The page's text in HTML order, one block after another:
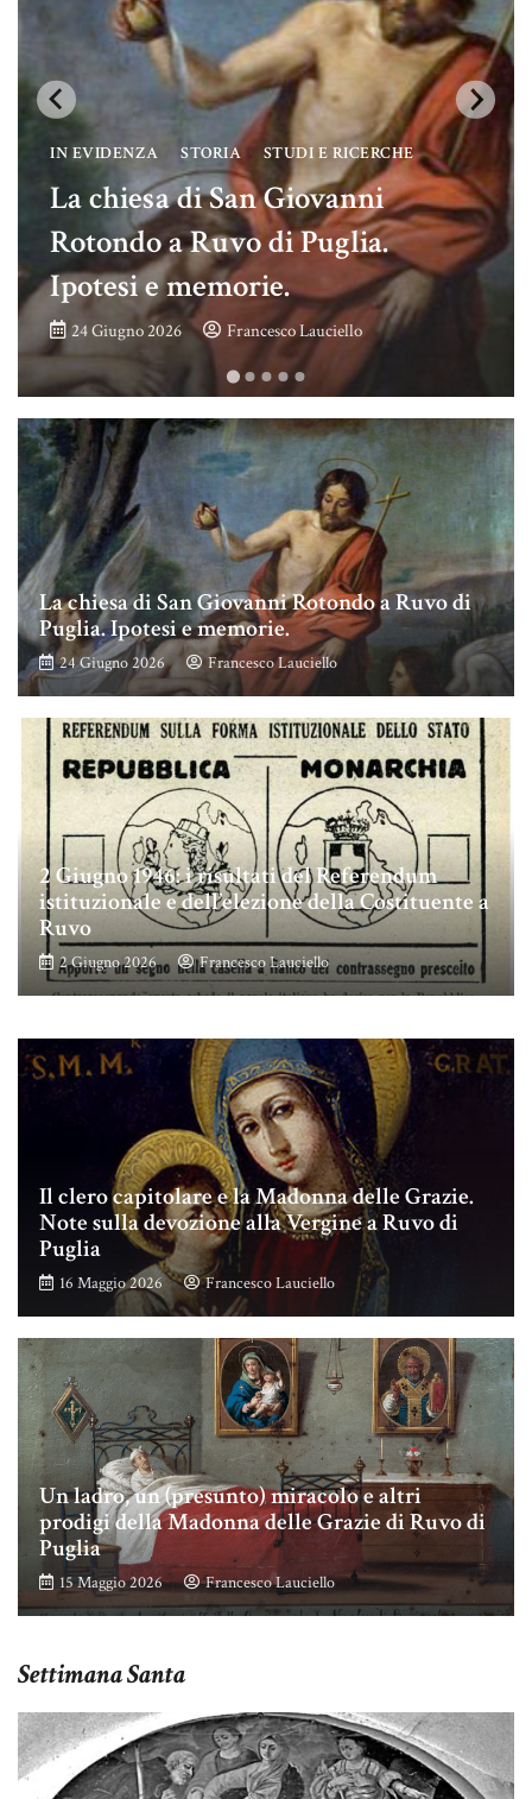
IN EVIDENZA STORIA STUDI E RICERCHE
La chiesa di San Giovanni
Rotondo a Ruvo di Puglia.
Ipotesi e memorie.
24 Giugno 2026 Francesco Lauciello
La chiesa di San Giovanni Rotondo a Ruvo di
Puglia. Ipotesi e memorie.
24 Giugno 2026 Francesco Lauciello
2 Giugno 1946: i risultati del Referendum
istituzionale e dell’elezione della Costituente a
Ruvo
2 Giugno 2026 Francesco Lauciello
Il clero capitolare e la Madonna delle Grazie.
Note sulla devozione alla Vergine a Ruvo di
Puglia
16 Maggio 2026 Francesco Lauciello
Un ladro, un (presunto) miracolo e altri
prodigi della Madonna delle Grazie di Ruvo di
Puglia
15 Maggio 2026 Francesco Lauciello
Settimana Santa